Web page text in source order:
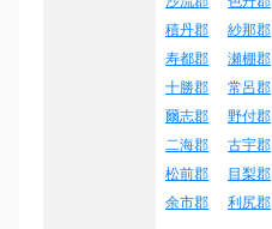
積丹郡
紗那郡
寿都郡
瀬棚郡
十勝郡
常呂郡
爾志郡
野付郡
二海郡
古宇郡
松前郡
目梨郡
余市郡
利尻郡